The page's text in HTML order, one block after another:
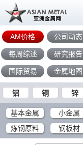
AM价格 公司动态
每周综述 研究报告
国际贸易 金属地图
铝 铜 锌
基本金属 小金属
炼钢原料
钢板材